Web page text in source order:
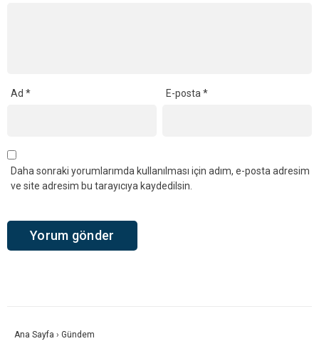
Ad * E-posta*
Daha sonraki yorumlarımda kullanılması için adım, e-posta adresim
ve site adresim bu tarayıcıya kaydedilsin.
Ana Sayfa › Gündem